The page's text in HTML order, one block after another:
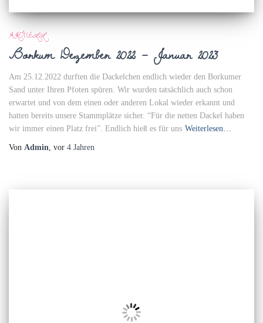
AKTUELL
Borkum Dezember 2022 – Januar 2023
Am 25.12.2022 durften die Dackelchen endlich wieder den Borkumer
Sand unter Ihren Pfoten spüren. Wir wurden tatsächlich auch schon
erwartet und von dem einen oder anderen Lokal wieder erkannt und
hatten bereits unsere Stammplätze sicher. “Für die netten Dackel haben
wir immer einen Platz frei”. Endlich hieß es für uns Weiterlesen…
Von Admin, vor 4 Jahren